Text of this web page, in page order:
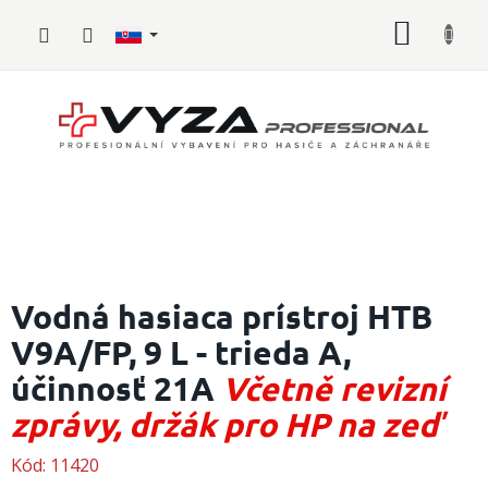
Požiarny
šport
Zdravotnícke
vybavenie
Vodná hasiaca prístroj HTB
V9A/FP, 9 L - trieda A,
účinnosť 21A Včetně revizní
zprávy, držák pro HP na zeď
Kód: 11420